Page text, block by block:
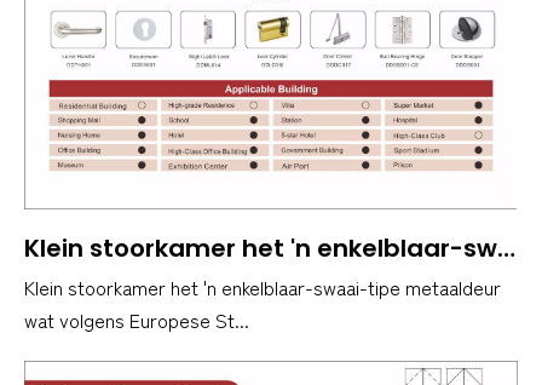
Klein stoorkamer het 'n enkelblaar-swaai-tipe metaaldeur wat volgens Europese Standaard brandgegradeer is
Klein stoorkamer het 'n enkelblaar-swaai-tipe metaaldeur
wat volgens Europese St...